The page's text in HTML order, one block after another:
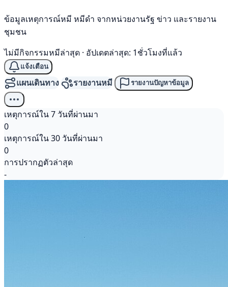
ข้อมูลเหตุการณ์หมี หมีดำ จากหน่วยงานรัฐ ข่าว และรายงาน
ชุมชน
ไม่มีกิจกรรมหมีล่าสุด · อัปเดตล่าสุด: 1ชั่วโมงที่แล้ว
แจ้งเตือน
แผนเดินทาง รายงานหมี รายงานปัญหาข้อมูล
เหตุการณ์ใน 7 วันที่ผ่านมา
0
เหตุการณ์ใน 30 วันที่ผ่านมา
0
การปรากฏตัวล่าสุด
-